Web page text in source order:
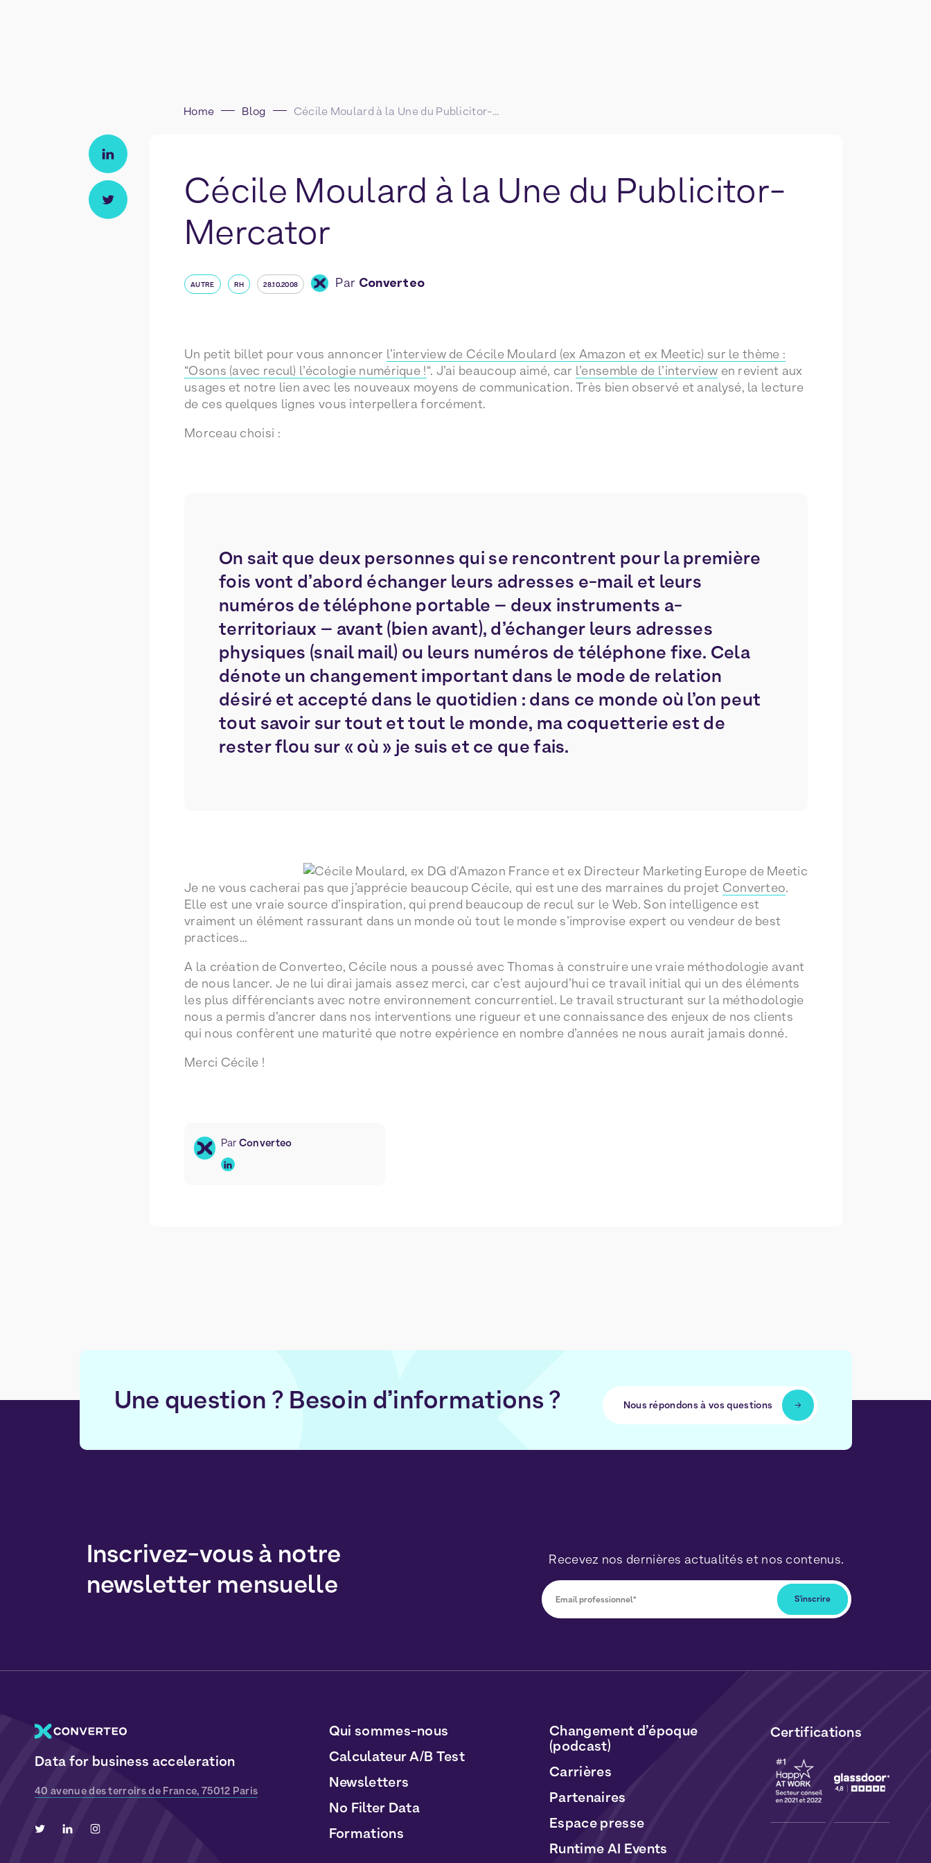
Home Blog Cécile Moulard à la Une du Publicitor-Mercator
Cécile Moulard à la Une du Publicitor-
Mercator
AUTRE RH 28.10.2008 Par Converteo
Un petit billet pour vous annoncer l’interview de Cécile Moulard (ex Amazon et ex Meetic) sur le thème :
“Osons (avec recul) l’écologie numérique !“. J’ai beaucoup aimé, car l’ensemble de l’interview en revient aux
usages et notre lien avec les nouveaux moyens de communication. Très bien observé et analysé, la lecture
de ces quelques lignes vous interpellera forcément.
Morceau choisi :
On sait que deux personnes qui se rencontrent pour la première
fois vont d’abord échanger leurs adresses e-mail et leurs
numéros de téléphone portable – deux instruments a-
territoriaux – avant (bien avant), d’échanger leurs adresses
physiques (snail mail) ou leurs numéros de téléphone fixe. Cela
dénote un changement important dans le mode de relation
désiré et accepté dans le quotidien : dans ce monde où l’on peut
tout savoir sur tout et tout le monde, ma coquetterie est de
rester flou sur « où » je suis et ce que fais.
Je ne vous cacherai pas que j’apprécie beaucoup Cécile, qui est une des marraines du projet Converteo.
Elle est une vraie source d’inspiration, qui prend beaucoup de recul sur le Web. Son intelligence est
vraiment un élément rassurant dans un monde où tout le monde s’improvise expert ou vendeur de best
practices…
A la création de Converteo, Cécile nous a poussé avec Thomas à construire une vraie méthodologie avant
de nous lancer. Je ne lui dirai jamais assez merci, car c’est aujourd’hui ce travail initial qui un des éléments
les plus différenciants avec notre environnement concurrentiel. Le travail structurant sur la méthodologie
nous a permis d’ancrer dans nos interventions une rigueur et une connaissance des enjeux de nos clients
qui nous confèrent une maturité que notre expérience en nombre d’années ne nous aurait jamais donné.
Merci Cécile !
Par Converteo
Une question ? Besoin d’informations ? Nous répondons à vos questions
Inscrivez-vous à notre
newsletter mensuelle
Recevez nos dernières actualités et nos contenus.
traitées conformément à notrePolitique de Données
Data for business acceleration
40 avenue des terroirs de France, 75012 Paris
Qui sommes-nous
Calculateur A/B Test
Newsletters
No Filter Data
Formations
Changement d’époque
(podcast)
Carrières
Partenaires
Espace presse
Runtime AI Events
Certifications